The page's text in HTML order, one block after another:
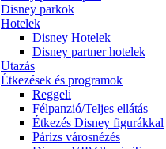
Disney parkok
Hotelek
Disney Hotelek
Disney partner hotelek
Utazás
Étkezések és programok
Reggeli
Félpanzió/Teljes ellátás
Étkezés Disney figurákkal
Párizs városnézés